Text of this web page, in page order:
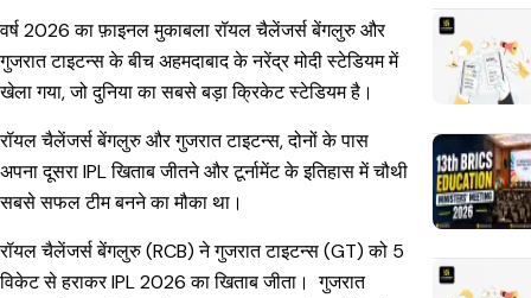
वर्ष 2026 का फ़ाइनल मुकाबला रॉयल चैलेंजर्स बेंगलुरु और
गुजरात टाइटन्स के बीच अहमदाबाद के नरेंद्र मोदी स्टेडियम में
खेला गया, जो दुनिया का सबसे बड़ा क्रिकेट स्टेडियम है।
रॉयल चैलेंजर्स बेंगलुरु और गुजरात टाइटन्स, दोनों के पास
अपना दूसरा IPL खिताब जीतने और टूर्नामेंट के इतिहास में चौथी
सबसे सफल टीम बनने का मौका था।
रॉयल चैलेंजर्स बेंगलुरु (RCB) ने गुजरात टाइटन्स (GT) को 5
विकेट से हराकर IPL 2026 का खिताब जीता। गुजरात